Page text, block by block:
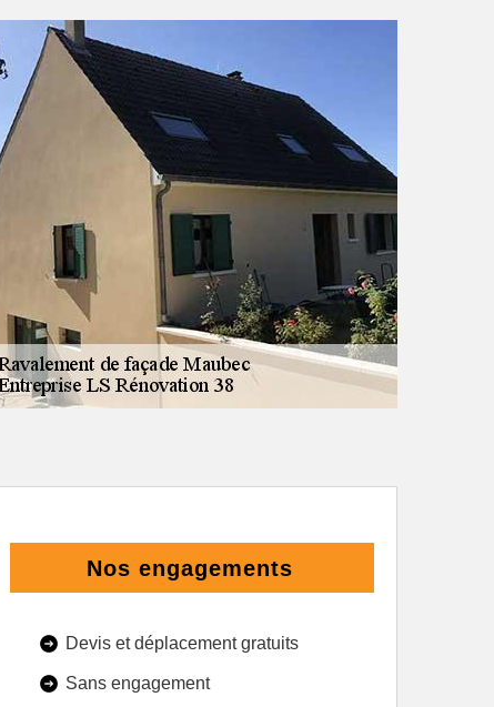
Nos engagements
Devis et déplacement gratuits
Sans engagement